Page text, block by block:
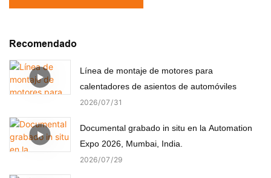
Recomendado
Línea de montaje de motores para
calentadores de asientos de automóviles
2026 07 31
Documental grabado in situ en la Automation
Expo 2026, Mumbai, India.
2026 07 29